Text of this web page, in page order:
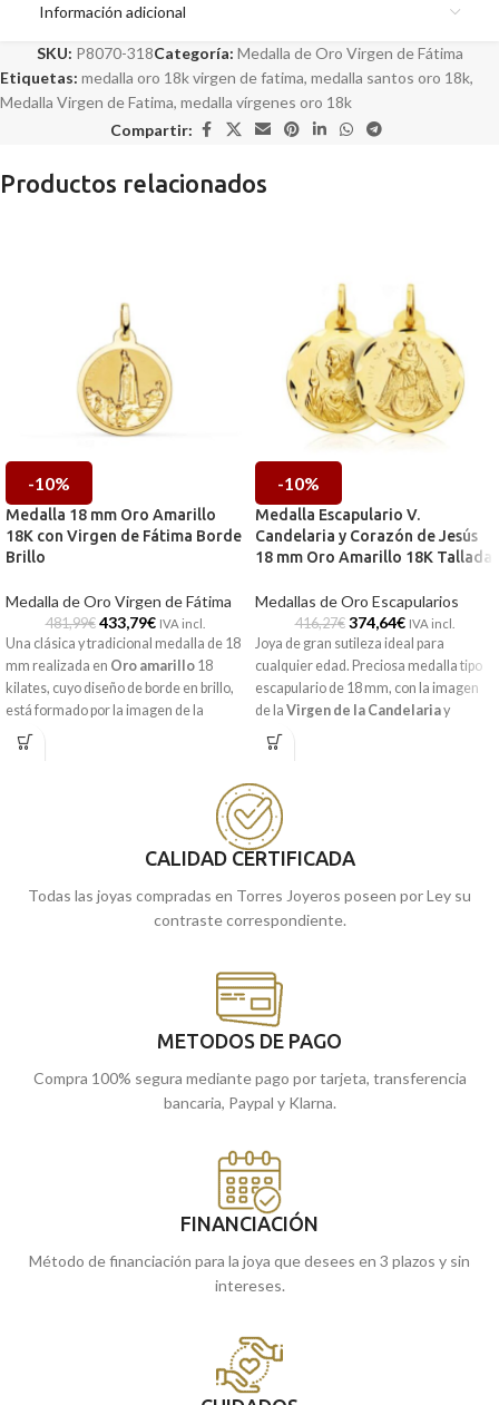
Información adicional
SKU: P8070-318Categoría: Medalla de Oro Virgen de Fátima
Etiquetas: medalla oro 18k virgen de fatima, medalla santos oro 18k,
Medalla Virgen de Fatima, medalla vírgenes oro 18k
Compartir:
Productos relacionados
-10%
Medalla 18 mm Oro Amarillo
18K con Virgen de Fátima Borde
Brillo
Medalla de Oro Virgen de Fátima
481,99€ 433,79€ IVA incl.
Una clásica y tradicional medalla de 18
mm realizada en Oro amarillo 18
kilates, cuyo diseño de borde en brillo,
está formado por la imagen de la
Virgen de Fátima
-10%
Medalla Escapulario V.
Candelaria y Corazón de Jesús
18 mm Oro Amarillo 18K Tallada
Medallas de Oro Escapularios
416,27€ 374,64€ IVA incl.
Joya de gran sutileza ideal para
cualquier edad. Preciosa medalla tipo
escapulario de 18 mm, con la imagen
de la Virgen de la Candelariay
Sagrado Corazón de Jesús
Amarillo
perfecta para ti.
CALIDAD CERTIFICADA
Todas las joyas compradas en Torres Joyeros poseen por Ley su
contraste correspondiente.
METODOS DE PAGO
Compra 100% segura mediante pago por tarjeta, transferencia
bancaria, Paypal y Klarna.
FINANCIACIÓN
Método de financiación para la joya que desees en 3 plazos y sin
intereses.